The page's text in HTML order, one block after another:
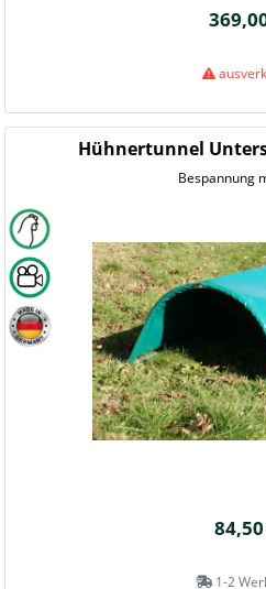
Hühnertunnel
Bespannung
1-2